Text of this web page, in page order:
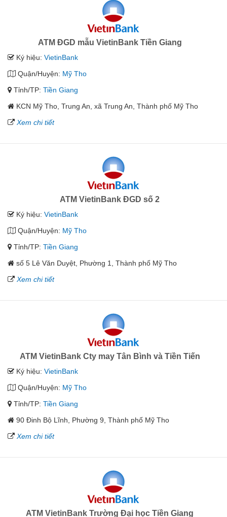
ATM ĐGD mẫu VietinBank Tiền Giang
Ký hiệu: VietinBank
Quận/Huyện: Mỹ Tho
Tỉnh/TP: Tiền Giang
KCN Mỹ Tho, Trung An, xã Trung An, Thành phố Mỹ Tho
Xem chi tiết
ATM VietinBank ĐGD số 2
Ký hiệu: VietinBank
Quận/Huyện: Mỹ Tho
Tỉnh/TP: Tiền Giang
số 5 Lê Văn Duyệt, Phường 1, Thành phố Mỹ Tho
Xem chi tiết
ATM VietinBank Cty may Tân Bình và Tiền Tiến
Ký hiệu: VietinBank
Quận/Huyện: Mỹ Tho
Tỉnh/TP: Tiền Giang
90 Đinh Bộ Lĩnh, Phường 9, Thành phố Mỹ Tho
Xem chi tiết
ATM VietinBank Trường Đại học Tiền Giang